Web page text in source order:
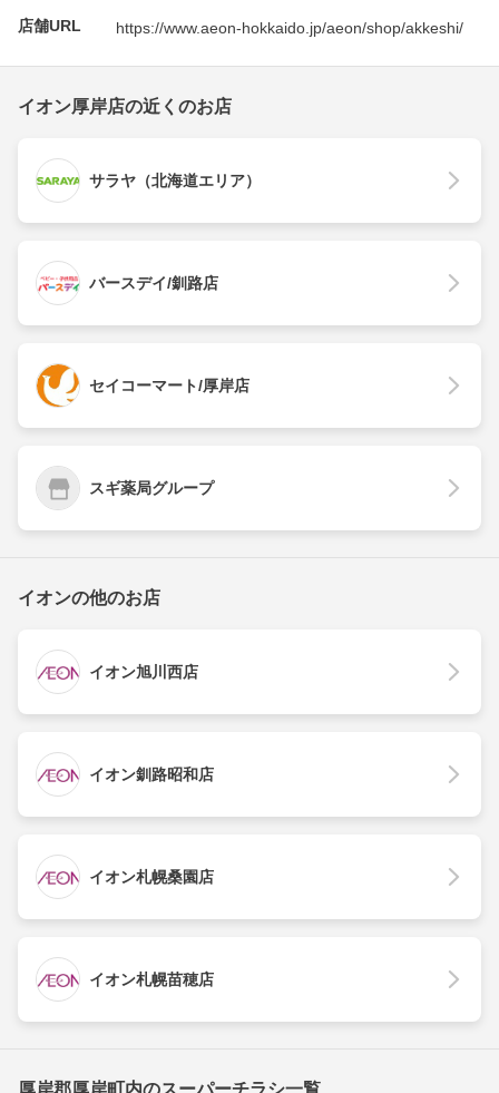
店舗URL https://www.aeon-hokkaido.jp/aeon/shop/akkeshi/
イオン厚岸店の近くのお店
サラヤ（北海道エリア）
バースデイ/釧路店
セイコーマート/厚岸店
スギ薬局グループ
イオンの他のお店
イオン旭川西店
イオン釧路昭和店
イオン札幌桑園店
イオン札幌苗穂店
厚岸郡厚岸町内のスーパーチラシ一覧